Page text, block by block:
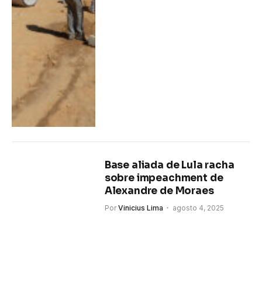
Base aliada de Lula racha
sobre impeachment de
Alexandre de Moraes
Por Vinicius Lima agosto 4, 2025